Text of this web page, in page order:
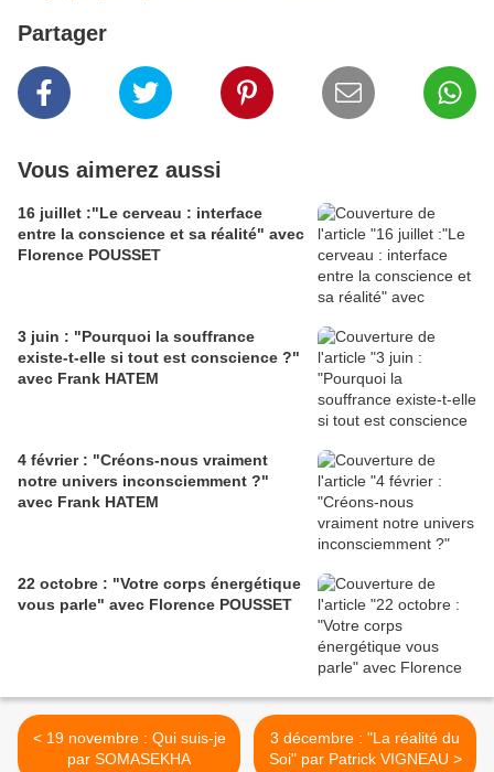
Partager
Vous aimerez aussi
16 juillet :"Le cerveau : interface
entre la conscience et sa réalité" avec
Florence POUSSET
3 juin : "Pourquoi la souffrance
existe-t-elle si tout est conscience ?"
avec Frank HATEM
4 février : "Créons-nous vraiment
notre univers inconsciemment ?"
avec Frank HATEM
22 octobre : "Votre corps énergétique
vous parle" avec Florence POUSSET
< 19 novembre : Qui suis-je
par SOMASEKHA
3 décembre : "La réalité du
Soi" par Patrick VIGNEAU >